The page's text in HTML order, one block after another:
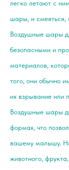
легко летают с
шары, и смеяться,
Воздушные шары
безопасными и
материалов,
того, они обычно
их взрывание или
Воздушные шары
формах, что
вашему малышу.
животного,